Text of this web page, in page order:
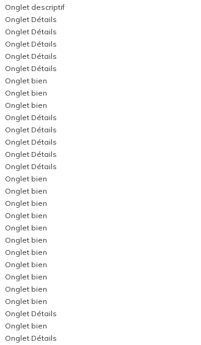
Onglet descriptif
Onglet Détails
Onglet Détails
Onglet Détails
Onglet Détails
Onglet Détails
Onglet bien
Onglet bien
Onglet bien
Onglet Détails
Onglet Détails
Onglet Détails
Onglet Détails
Onglet Détails
Onglet bien
Onglet bien
Onglet bien
Onglet bien
Onglet bien
Onglet bien
Onglet bien
Onglet bien
Onglet bien
Onglet bien
Onglet bien
Onglet Détails
Onglet bien
Onglet Détails